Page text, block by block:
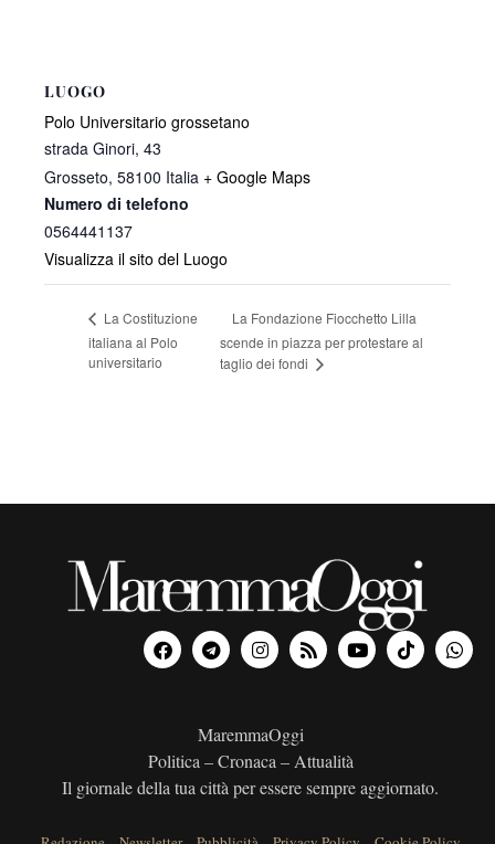
LUOGO
Polo Universitario grossetano
strada Ginori, 43
Grosseto, 58100 Italia + Google Maps
Numero di telefono
0564441137
Visualizza il sito del Luogo
La Costituzione
italiana al Polo
universitario
La Fondazione Fiocchetto Lilla
scende in piazza per protestare al
taglio dei fondi
MaremmaOggi
Politica – Cronaca – Attualità
Il giornale della tua città per essere sempre aggiornato.